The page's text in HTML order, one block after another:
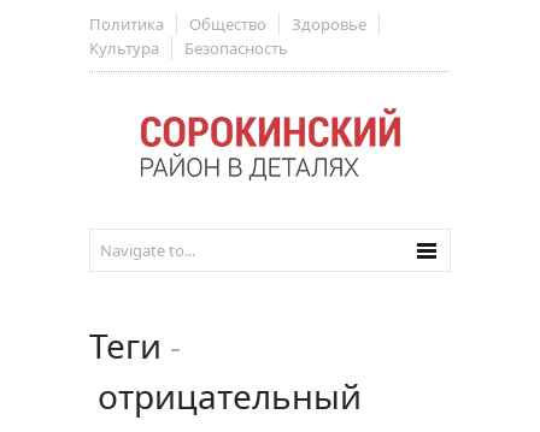
Политика Общество
Здоровье
Культура
Безопасность
Теги -
отрицательный